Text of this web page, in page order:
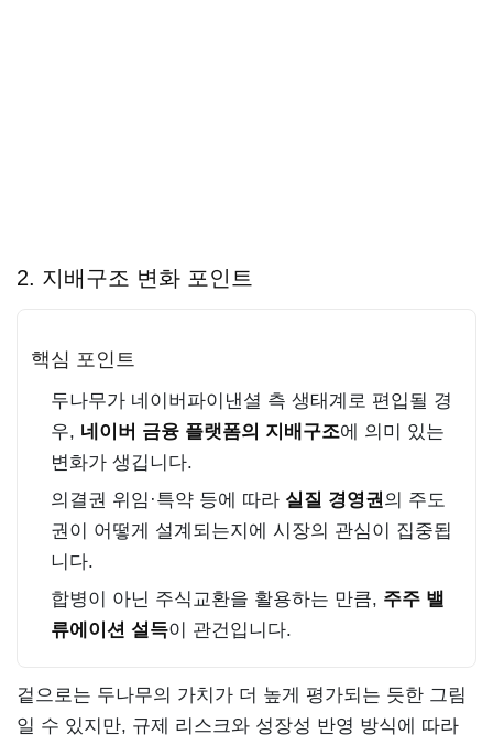
2. 지배구조 변화 포인트
핵심 포인트
두나무가 네이버파이낸셜 측 생태계로 편입될 경
우, 네이버 금융 플랫폼의 지배구조에 의미 있는
변화가 생깁니다.
의결권 위임·특약 등에 따라 실질 경영권 의 주도
권이 어떻게 설계되는지에 시장의 관심이 집중됩
니다.
합병이 아닌 주식교환을 활용하는 만큼, 주주 밸
류에이션 설득이 관건입니다.
겉으로는 두나무의 가치가 더 높게 평가되는 듯한 그림
일 수 있지만, 규제 리스크와 성장성 반영 방식에 따라